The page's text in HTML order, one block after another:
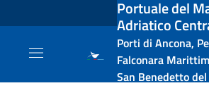
Salta al contenuto principalePortuale del
Adriatico
Porti di Ancona,
Falconara
San Benedetto del